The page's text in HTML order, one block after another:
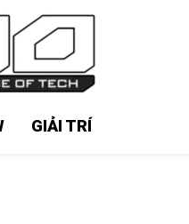
GIẢI TRÍ